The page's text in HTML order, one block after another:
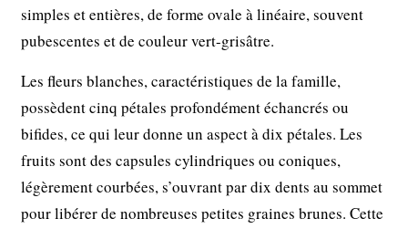
simples et entières, de forme ovale à linéaire, souvent
pubescentes et de couleur vert-grisâtre.
Les fleurs blanches, caractéristiques de la famille,
possèdent cinq pétales profondément échancrés ou
bifides, ce qui leur donne un aspect à dix pétales. Les
fruits sont des capsules cylindriques ou coniques,
légèrement courbées, s’ouvrant par dix dents au sommet
pour libérer de nombreuses petites graines brunes. Cette